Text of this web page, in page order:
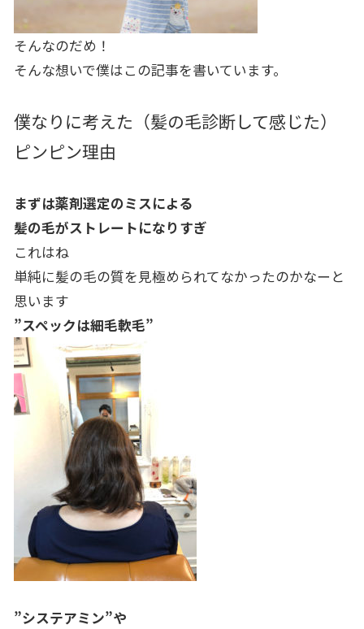
そんなのだめ！
そんな想いで僕はこの記事を書いています。
僕なりに考えた（髪の毛診断して感じた）
ピンピン理由
まずは薬剤選定のミスによる
髪の毛がストレートになりすぎ
これはね
単純に髪の毛の質を見極められてなかったのかなーと
思います
”スペックは細毛軟毛”
”システアミン”や